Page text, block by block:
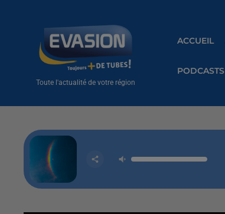
Toute l'actualité de votre région
ACCUEIL
PODCASTS